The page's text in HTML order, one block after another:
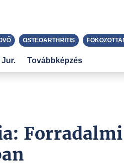
Forradalmi
OSTEOARTHRITIS
Jur. Továbbképzés